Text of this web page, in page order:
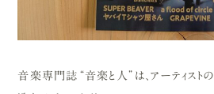
音楽専門誌“音楽と人”は、アーティスト